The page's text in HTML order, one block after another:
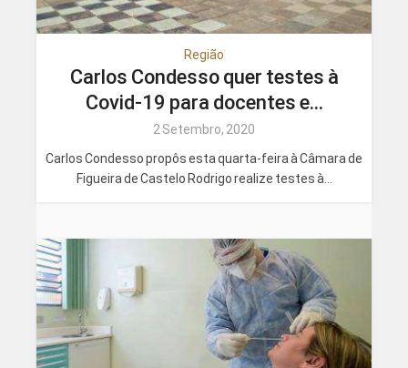
Região
Carlos Condesso quer testes à
Covid-19 para docentes e...
2 Setembro, 2020
Carlos Condesso propôs esta quarta-feira à Câmara de
Figueira de Castelo Rodrigo realize testes à...